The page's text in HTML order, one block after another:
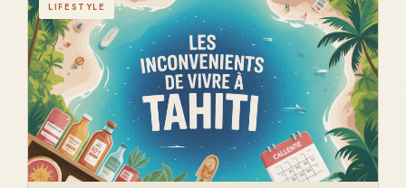
LIFESTYLE